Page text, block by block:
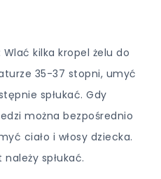
kilka kropel żelu do
35-37 stopni, umyć
spłukać. Gdy
można bezpośrednio
ciało i włosy dziecka.
spłukać.